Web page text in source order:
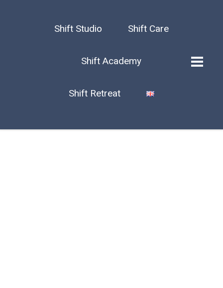
Shift Studio Shift Care
Shift Academy
Shift Retreat